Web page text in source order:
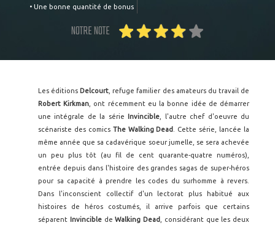
• Une bonne quantité de bonus
NOTRE NOTE
Les éditions Delcourt , refuge familier des amateurs du travail de
Robert Kirkman , ont récemment eu la bonne idée de démarrer
une intégrale de la série Invincible , l'autre chef d'oeuvre du
scénariste des comics The Walking Dead
. Cette série, lancée la
même année que sa cadavérique soeur jumelle, se sera achevée
un peu plus tôt (au fil de cent quarante-quatre numéros),
entrée depuis dans l'histoire des grandes sagas de super-héros
pour sa capacité à prendre les codes du surhomme à revers.
Dans l'inconscient collectif d'un lectorat plus habitué aux
histoires de héros costumés, il arrive parfois que certains
séparent InvincibledeWalking Dead
, considérant que les deux